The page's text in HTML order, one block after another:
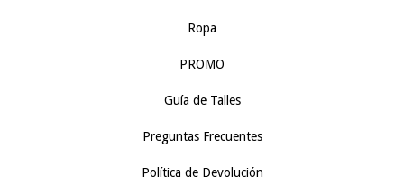
Ropa
PROMO
Guía de Talles
Preguntas Frecuentes
Política de Devolución